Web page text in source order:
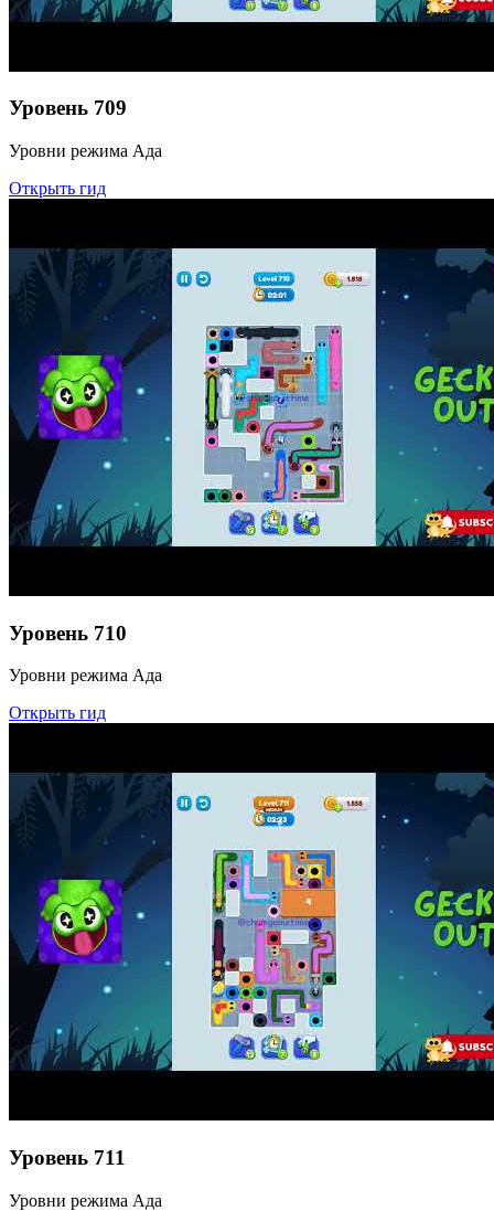
Уровень 709
Уровни режима Ада
Открыть гид
Уровень 710
Уровни режима Ада
Открыть гид
Уровень 711
Уровни режима Ада